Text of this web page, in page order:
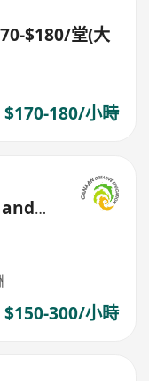
$180/堂(大
$170-180/小時
$150-300/小時